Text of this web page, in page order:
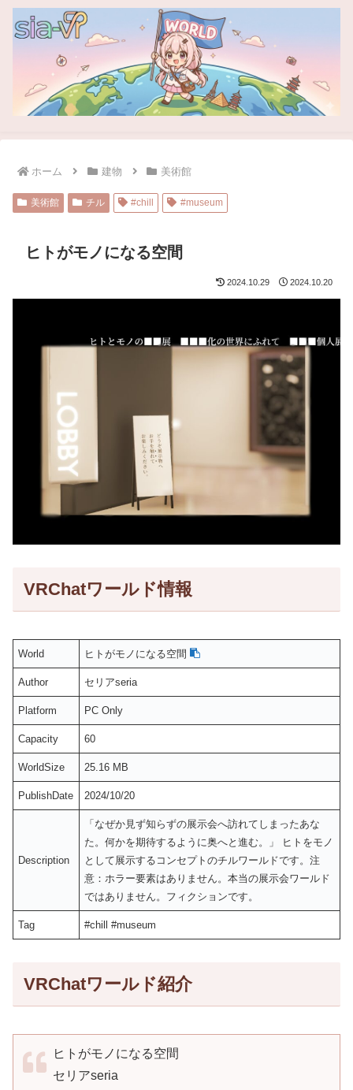
ホーム 建物 美術館
美術館 チル #chill #museum
ヒトがモノになる空間
2024.10.29 2024.10.20
VRChatワールド情報
World ヒトがモノになる空間
Author セリアseria
Platform PC Only
Capacity 60
WorldSize 25.16 MB
PublishDate 2024/10/20
Description
「なぜか見ず知らずの展示会へ訪れてしまったあな
た。何かを期待するように奥へと進む。」 ヒトをモノ
として展示するコンセプトのチルワールドです。注
意：ホラー要素はありません。本当の展示会ワールド
ではありません。フィクションです。
Tag #chill #museum
VRChatワールド紹介
ヒトがモノになる空間
セリアseria